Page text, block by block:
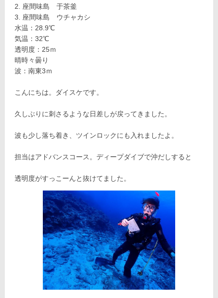
座間味島 于茶釜
座間味島 ウチャカシ
水温：28.9℃
気温：32℃
透明度：25ｍ
晴時々曇り
波：南東3ｍ
こんにちは。ダイスケです。
久しぶりに刺さるような日差しが戻ってきました。
波も少し落ち着き、ツインロックにも入れましたよ。
担当はアドバンスコース。ディープダイブで沖だしすると
透明度がすっこーんと抜けてました。